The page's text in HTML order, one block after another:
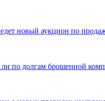
новый аукцион по
ли по долгам брошенной